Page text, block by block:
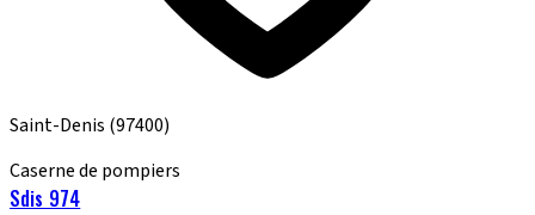
Saint-Denis (97400)
Caserne de pompiers
Sdis 974